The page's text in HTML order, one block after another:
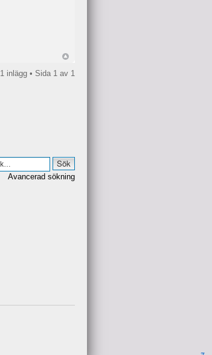
1 inlägg • Sida 1 av 1
Avancerad sökning